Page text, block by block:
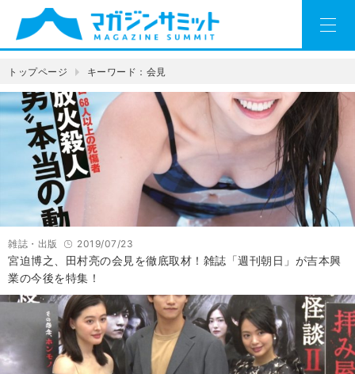
トップページ キーワード：会見
雑誌・出版 2019/07/23
宮迫博之、田村亮の会見を徹底取材！雑誌「週刊朝日」が吉本興
業の今後を特集！